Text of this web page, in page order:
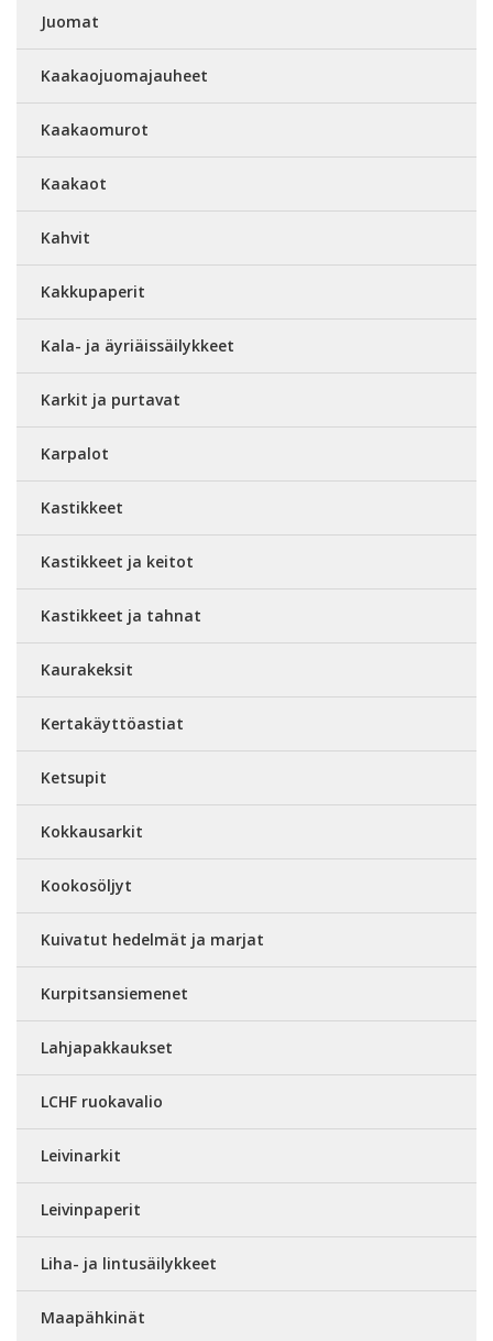
Juomat
Kaakaojuomajauheet
Kaakaomurot
Kaakaot
Kahvit
Kakkupaperit
Kala- ja äyriäissäilykkeet
Karkit ja purtavat
Karpalot
Kastikkeet
Kastikkeet ja keitot
Kastikkeet ja tahnat
Kaurakeksit
Kertakäyttöastiat
Ketsupit
Kokkausarkit
Kookosöljyt
Kuivatut hedelmät ja marjat
Kurpitsansiemenet
Lahjapakkaukset
LCHF ruokavalio
Leivinarkit
Leivinpaperit
Liha- ja lintusäilykkeet
Maapähkinät